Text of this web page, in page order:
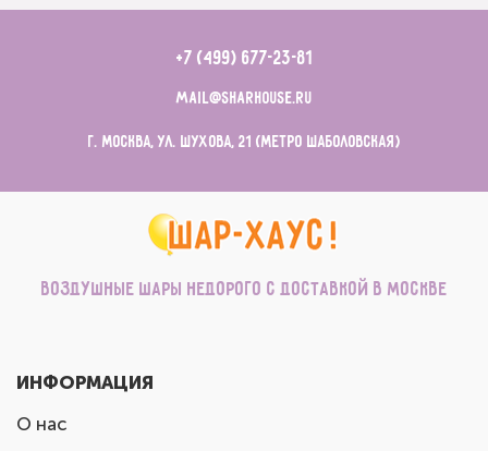
+7 (499) 677-23-81
mail@sharhouse.ru
г. Москва, ул. Шухова, 21 (метро Шаболовская)
Воздушные шары недорого с доставкой в Москве
ИНФОРМАЦИЯ
О нас